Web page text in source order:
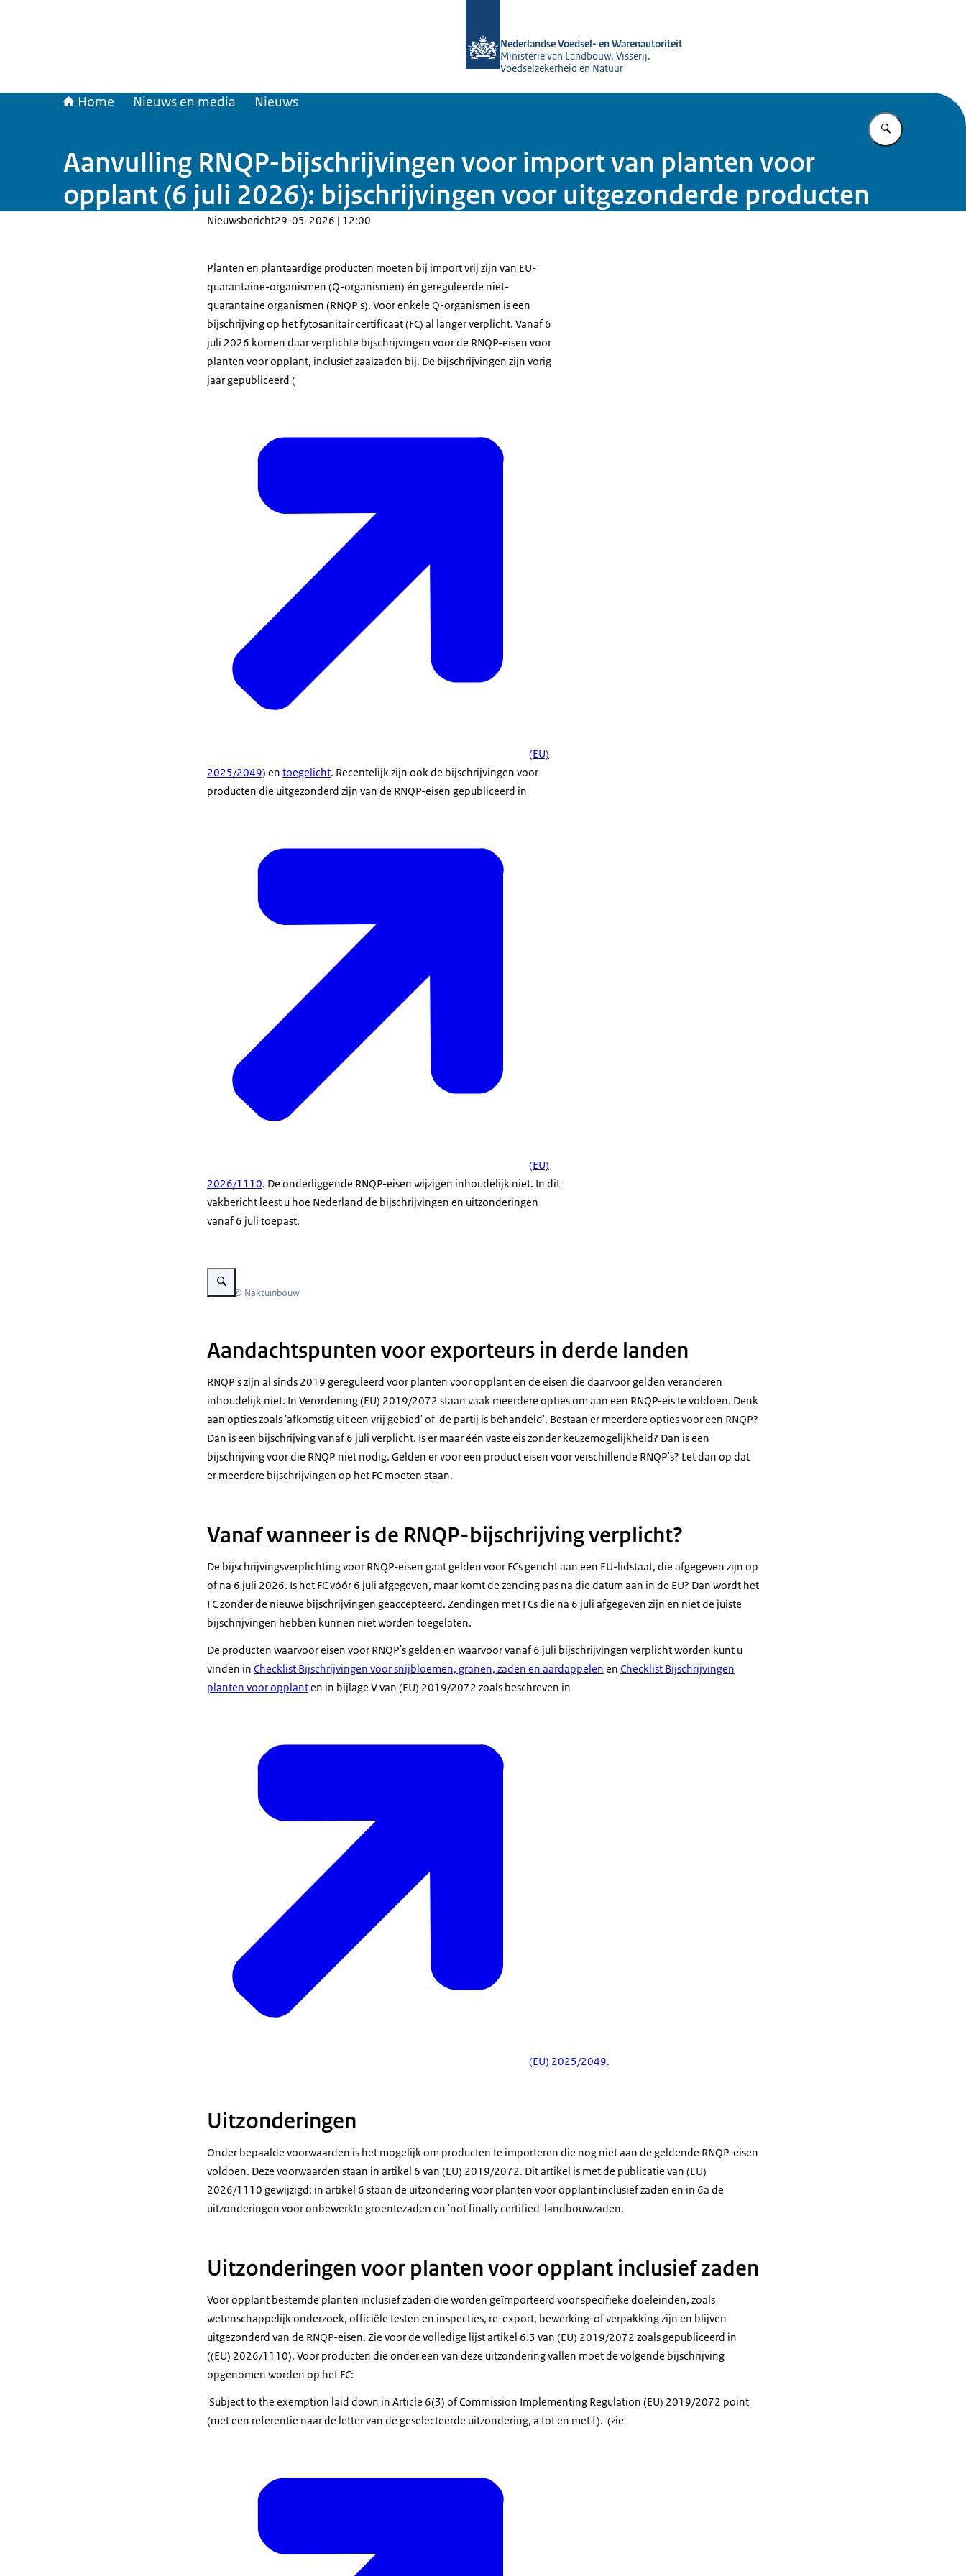
Nederlandse Voedsel- en Warenautoriteit
Ministerie van Landbouw, Visserij,
Voedselzekerheid en Natuur
Home Nieuws en media Nieuws
Vul in wat u
Aanvulling RNQP-bijschrijvingen voor import van planten voor
opplant (6 juli 2026): bijschrijvingen voor uitgezonderde producten
Nieuwsbericht29-05-2026 | 12:00
Planten en plantaardige producten moeten bij import vrij zijn van EU-
quarantaine-organismen (Q-organismen) én gereguleerde niet-
quarantaine organismen (RNQP's). Voor enkele Q-organismen is een
bijschrijving op het fytosanitair certificaat (FC) al langer verplicht. Vanaf 6
juli 2026 komen daar verplichte bijschrijvingen voor de RNQP-eisen voor
planten voor opplant, inclusief zaaizaden bij. De bijschrijvingen zijn vorig
jaar gepubliceerd (
(EU)
2025/2049) en toegelicht. Recentelijk zijn ook de bijschrijvingen voor
producten die uitgezonderd zijn van de RNQP-eisen gepubliceerd in
(EU)
2026/1110. De onderliggende RNQP-eisen wijzigen inhoudelijk niet. In dit
vakbericht leest u hoe Nederland de bijschrijvingen en uitzonderingen
vanaf 6 juli toepast.
Vergroot afbeelding Medewerker met blauwe overall en groene handschoenen controleert document
Beeld: © Naktuinbouw
Aandachtspunten voor exporteurs in derde landen
RNQP's zijn al sinds 2019 gereguleerd voor planten voor opplant en de eisen die daarvoor gelden veranderen
inhoudelijk niet. In Verordening (EU) 2019/2072 staan vaak meerdere opties om aan een RNQP-eis te voldoen. Denk
aan opties zoals 'afkomstig uit een vrij gebied' of 'de partij is behandeld'. Bestaan er meerdere opties voor een RNQP?
Dan is een bijschrijving vanaf 6 juli verplicht. Is er maar één vaste eis zonder keuzemogelijkheid? Dan is een
bijschrijving voor die RNQP niet nodig. Gelden er voor een product eisen voor verschillende RNQP's? Let dan op dat
er meerdere bijschrijvingen op het FC moeten staan.
Vanaf wanneer is de RNQP-bijschrijving verplicht?
De bijschrijvingsverplichting voor RNQP-eisen gaat gelden voor FCs gericht aan een EU-lidstaat, die afgegeven zijn op
of na 6 juli 2026. Is het FC vóór 6 juli afgegeven, maar komt de zending pas na die datum aan in de EU? Dan wordt het
FC zonder de nieuwe bijschrijvingen geaccepteerd. Zendingen met FCs die na 6 juli afgegeven zijn en niet de juiste
bijschrijvingen hebben kunnen niet worden toegelaten.
De producten waarvoor eisen voor RNQP's gelden en waarvoor vanaf 6 juli bijschrijvingen verplicht worden kunt u
vinden in Checklist Bijschrijvingen voor snijbloemen, granen, zaden en aardappelen en Checklist Bijschrijvingen
planten voor opplanten in bijlage V van (EU) 2019/2072 zoals beschreven in
(EU) 2025/2049.
Uitzonderingen
Onder bepaalde voorwaarden is het mogelijk om producten te importeren die nog niet aan de geldende RNQP-eisen
voldoen. Deze voorwaarden staan in artikel 6 van (EU) 2019/2072. Dit artikel is met de publicatie van (EU)
2026/1110 gewijzigd: in artikel 6 staan de uitzondering voor planten voor opplant inclusief zaden en in 6a de
uitzonderingen voor onbewerkte groentezaden en 'not finally certified' landbouwzaden.
Uitzonderingen voor planten voor opplant inclusief zaden
Voor opplant bestemde planten inclusief zaden die worden geïmporteerd voor specifieke doeleinden, zoals
wetenschappelijk onderzoek, officiële testen en inspecties, re-export, bewerking-of verpakking zijn en blijven
uitgezonderd van de RNQP-eisen. Zie voor de volledige lijst artikel 6.3 van (EU) 2019/2072 zoals gepubliceerd in
((EU) 2026/1110). Voor producten die onder een van deze uitzondering vallen moet de volgende bijschrijving
opgenomen worden op het FC:
'Subject to the exemption laid down in Article 6(3) of Commission Implementing Regulation (EU) 2019/2072 point
(met een referentie naar de letter van de geselecteerde uitzondering, a tot en met f).' (zie